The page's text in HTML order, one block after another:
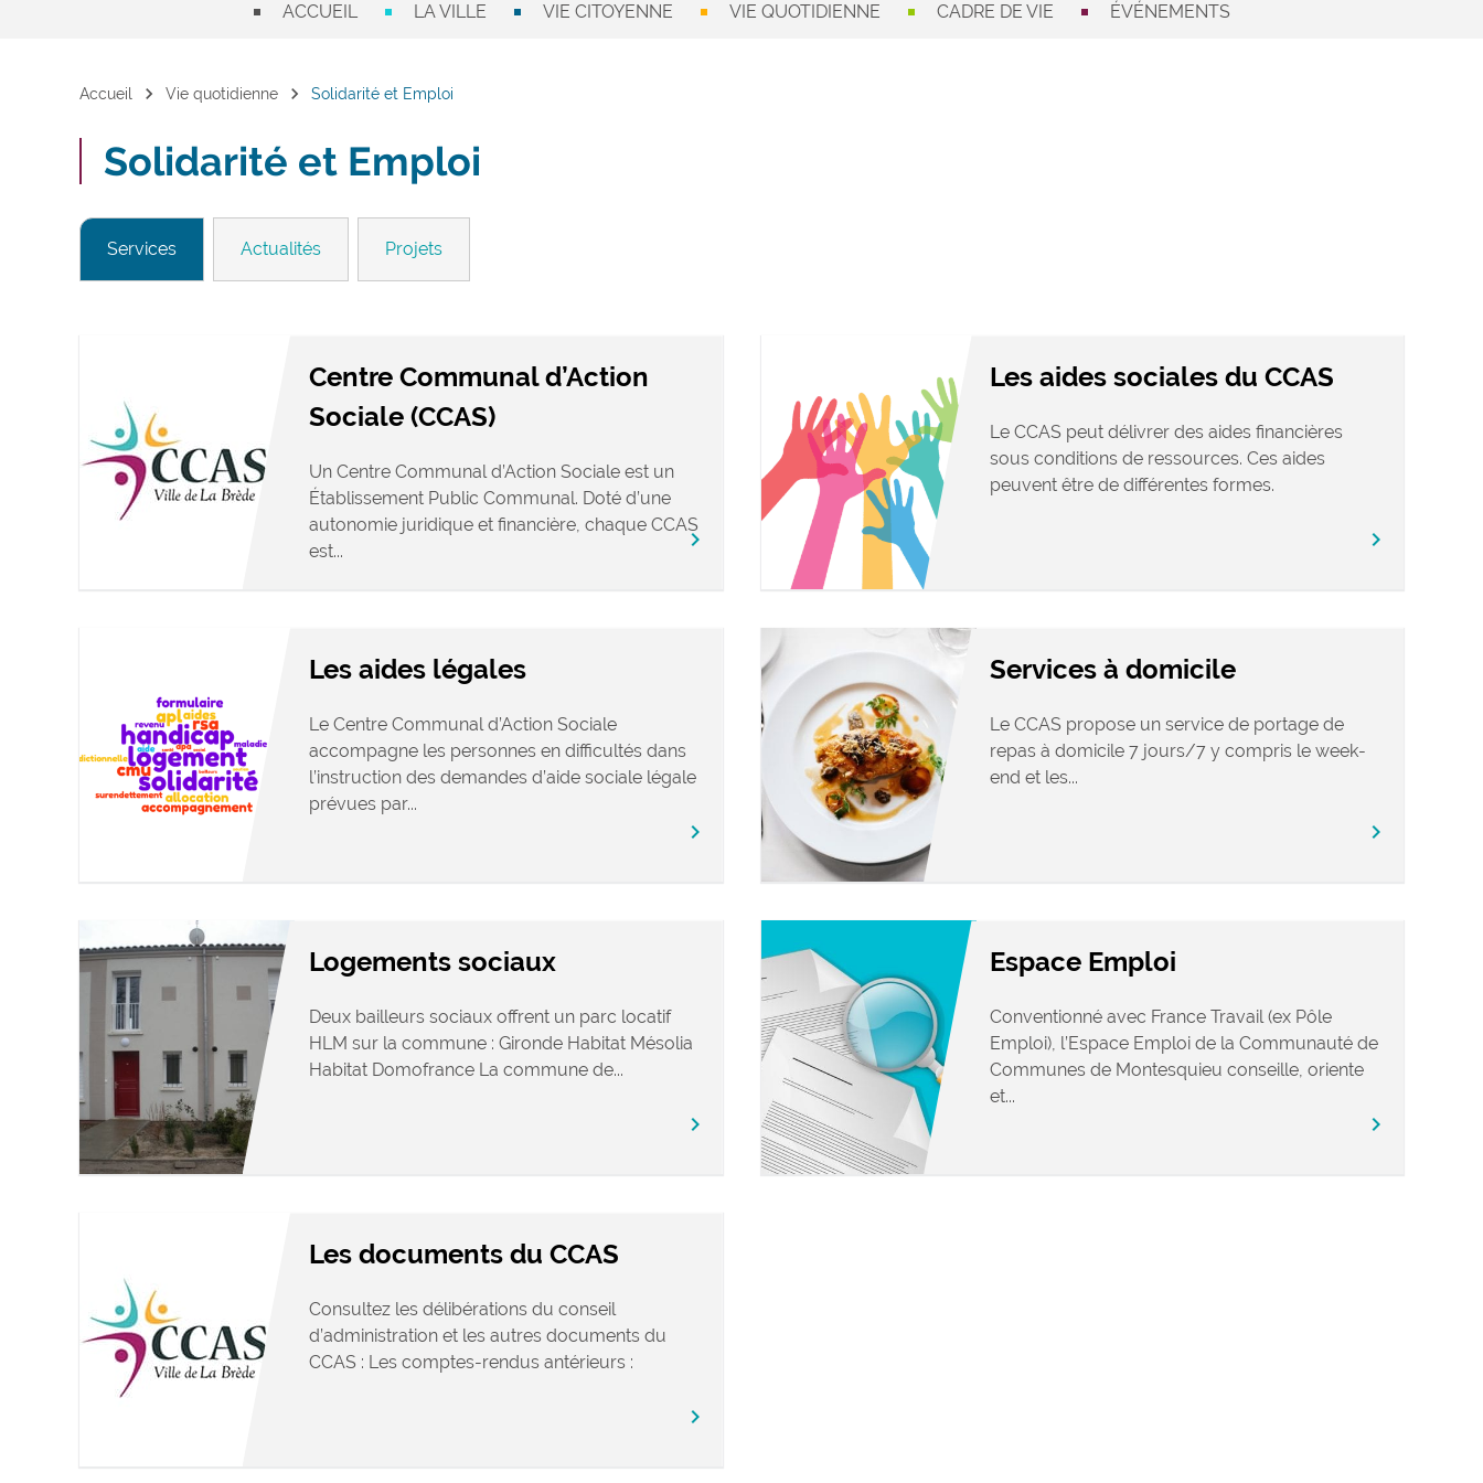
ACCUEIL LA VILLE VIE CITOYENNE VIE QUOTIDIENNE CADRE DE VIE ÉVÉNEMENTS
Accueil chevron_right Vie quotidienne chevron_right Solidarité et Emploi
Solidarité et Emploi
Services Actualités Projets
Centre Communal d’Action
Sociale (CCAS)
Un Centre Communal d’Action Sociale est un
Établissement Public Communal. Doté d’une
autonomie juridique et financière, chaque CCAS
est...
chevron_right
Les aides sociales du CCAS
Le CCAS peut délivrer des aides financières
sous conditions de ressources. Ces aides
peuvent être de différentes formes.
chevron_right
Les aides légales
Le Centre Communal d’Action Sociale
accompagne les personnes en difficultés dans
l’instruction des demandes d’aide sociale légale
prévues par...
chevron_right
Services à domicile
Le CCAS propose un service de portage de
repas à domicile 7 jours/7 y compris le week-
end et les...
chevron_right
Logements sociaux
Deux bailleurs sociaux offrent un parc locatif
HLM sur la commune : Gironde Habitat Mésolia
Habitat Domofrance La commune de...
chevron_right
Espace Emploi
Conventionné avec France Travail (ex Pôle
Emploi), l’Espace Emploi de la Communauté de
Communes de Montesquieu conseille, oriente
et...
chevron_right
Les documents du CCAS
Consultez les délibérations du conseil
d’administration et les autres documents du
CCAS : Les comptes-rendus antérieurs :
chevron_right